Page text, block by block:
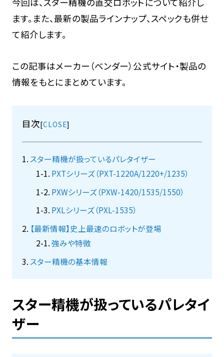
ます。また、最新の製品ラインナップ、スペックも併せ
て紹介します。
この記事はメーカー（ベンダー）公式サイト・製品の
情報をもとにまとめています。
目次[ ]
スター精機が扱っているパレタイザー
PXTシリーズ（PXT-1220A/1220+/1235）
PXWシリーズ（PXW-1420/1535/1550）
PXLシリーズ（PXL-1535）
【最新情報】史上最速のロボットが登場
強みや特徴
スター精機の基本情報
スター精機が扱っているパレタイ
ザー